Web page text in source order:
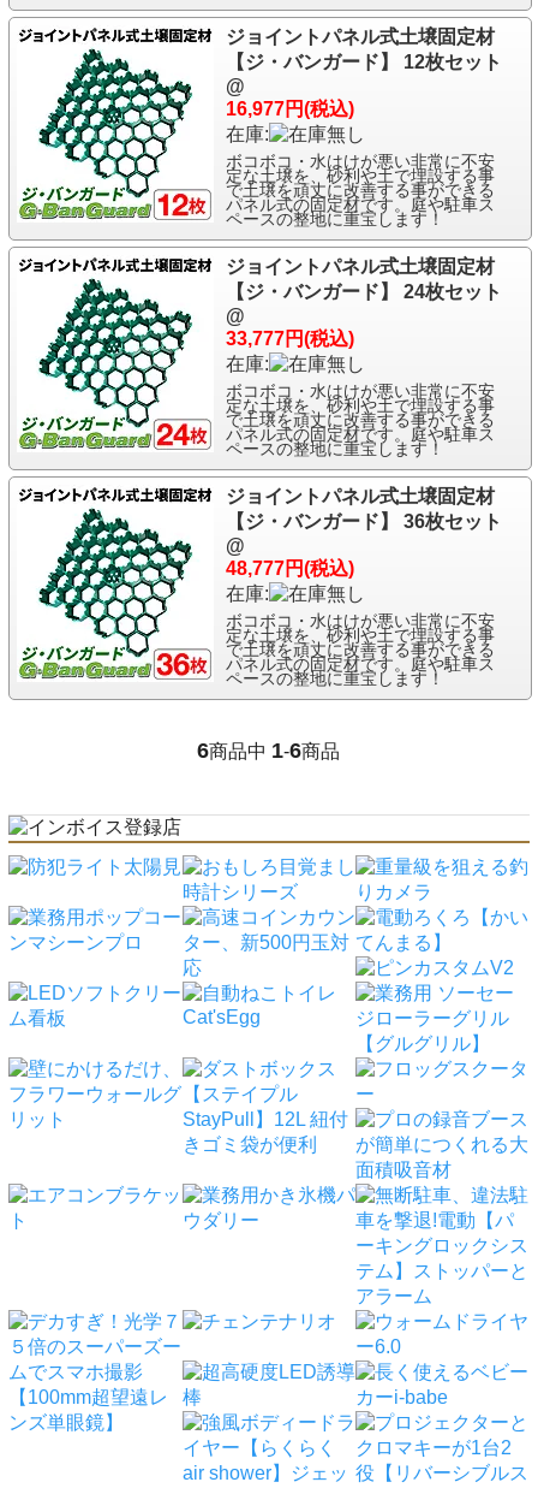
ジョイントパネル式土壌固定材
【ジ・バンガード】 12枚セット
@
16,977円(税込)
在庫:
ボコボコ・水はけが悪い非常に不安
定な土壌を、砂利や土で埋設する事
で土壌を頑丈に改善する事ができる
パネル式の固定材です。庭や駐車ス
ペースの整地に重宝します！
ジョイントパネル式土壌固定材
【ジ・バンガード】 24枚セット
@
33,777円(税込)
在庫:
ボコボコ・水はけが悪い非常に不安
定な土壌を、砂利や土で埋設する事
で土壌を頑丈に改善する事ができる
パネル式の固定材です。庭や駐車ス
ペースの整地に重宝します！
ジョイントパネル式土壌固定材
【ジ・バンガード】 36枚セット
@
48,777円(税込)
在庫:
ボコボコ・水はけが悪い非常に不安
定な土壌を、砂利や土で埋設する事
で土壌を頑丈に改善する事ができる
パネル式の固定材です。庭や駐車ス
ペースの整地に重宝します！
6商品中 1-6商品